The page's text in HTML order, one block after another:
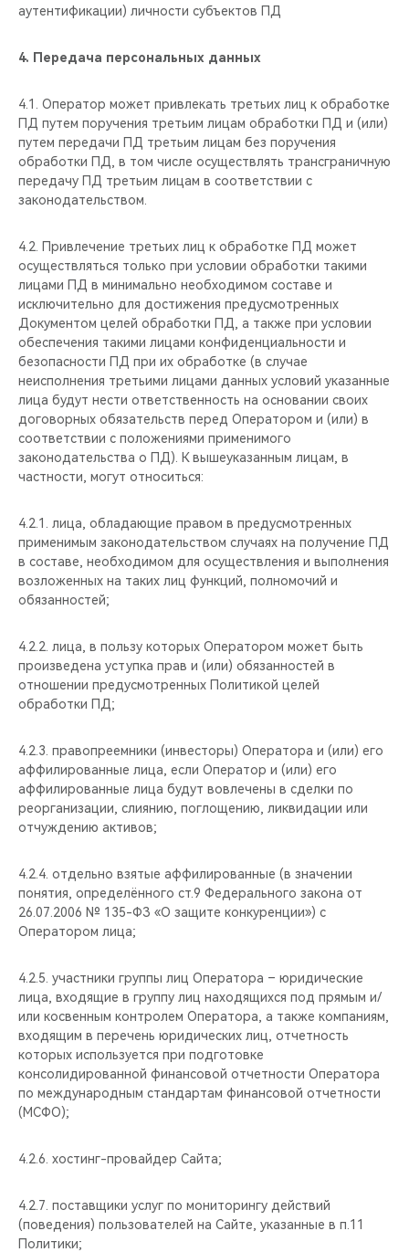
аутентификации) личности субъектов ПД
4. Передача персональных данных
4.1. Оператор может привлекать третьих лиц к обработке
ПД путем поручения третьим лицам обработки ПД и (или)
путем передачи ПД третьим лицам без поручения
обработки ПД, в том числе осуществлять трансграничную
передачу ПД третьим лицам в соответствии с
законодательством.
4.2. Привлечение третьих лиц к обработке ПД может
осуществляться только при условии обработки такими
лицами ПД в минимально необходимом составе и
исключительно для достижения предусмотренных
Документом целей обработки ПД, а также при условии
обеспечения такими лицами конфиденциальности и
безопасности ПД при их обработке (в случае
неисполнения третьими лицами данных условий указанные
лица будут нести ответственность на основании своих
договорных обязательств перед Оператором и (или) в
соответствии с положениями применимого
законодательства о ПД). К вышеуказанным лицам, в
частности, могут относиться:
4.2.1. лица, обладающие правом в предусмотренных
применимым законодательством случаях на получение ПД
в составе, необходимом для осуществления и выполнения
возложенных на таких лиц функций, полномочий и
обязанностей;
4.2.2. лица, в пользу которых Оператором может быть
произведена уступка прав и (или) обязанностей в
отношении предусмотренных Политикой целей
обработки ПД;
4.2.3. правопреемники (инвесторы) Оператора и (или) его
аффилированные лица, если Оператор и (или) его
аффилированные лица будут вовлечены в сделки по
реорганизации, слиянию, поглощению, ликвидации или
отчуждению активов;
4.2.4. отдельно взятые аффилированные (в значении
понятия, определённого ст.9 Федерального закона от
26.07.2006 № 135-ФЗ «О защите конкуренции») с
Оператором лица;
4.2.5. участники группы лиц Оператора – юридические
лица, входящие в группу лиц находящихся под прямым и/
или косвенным контролем Оператора, а также компаниям,
входящим в перечень юридических лиц, отчетность
которых используется при подготовке
консолидированной финансовой отчетности Оператора
по международным стандартам финансовой отчетности
(МСФО);
4.2.6. хостинг-провайдер Сайта;
4.2.7. поставщики услуг по мониторингу действий
(поведения) пользователей на Сайте, указанные в п.11
Политики;